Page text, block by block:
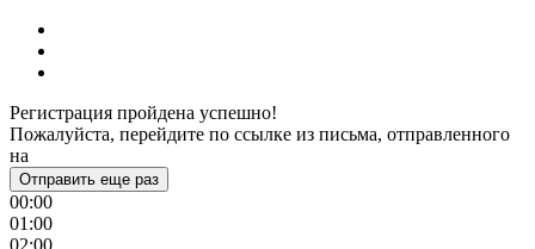
Регистрация пройдена успешно!
Пожалуйста, перейдите по ссылке из письма, отправленного
на
Отправить еще раз
00:00
01:00
02:00